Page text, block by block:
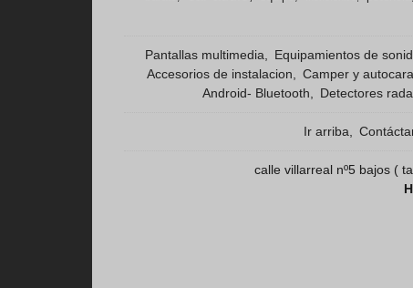
Pantallas multimedia Equipamientos de
Accesorios de instalacion
Camper y
Android- Bluetooth
Detectores
Ir arriba
calle villarreal nº5 bajos (